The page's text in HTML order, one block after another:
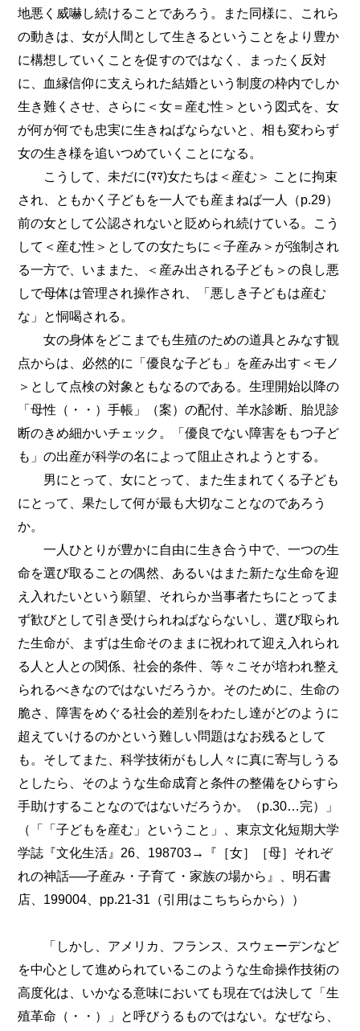
地悪く威嚇し続けることであろう。また同様に、これら
の動きは、女が人間として生きるということをより豊か
に構想していくことを促すのではなく、まったく反対
に、血縁信仰に支えられた結婚という制度の枠内でしか
生き難くさせ、さらに＜女＝産む性＞という図式を、女
が何が何でも忠実に生きねばならないと、相も変わらず
女の生き様を追いつめていくことになる。
こうして、未だに(ﾏﾏ)女たちは＜産む＞ ことに拘束
され、ともかく子どもを一人でも産まねば一人（p.29）
前の女として公認されないと貶められ続けている。こう
して＜産む性＞としての女たちに＜子産み＞が強制され
る一方で、いままた、＜産み出される子ども＞の良し悪
しで母体は管理され操作され、「悪しき子どもは産む
な」と恫喝される。
女の身体をどこまでも生殖のための道具とみなす観
点からは、必然的に「優良な子ども」を産み出す＜モノ
＞として点検の対象ともなるのである。生理開始以降の
「母性（・・）手帳」（案）の配付、羊水診断、胎児診
断のきめ細かいチェック。「優良でない障害をもつ子ど
も」の出産が科学の名によって阻止されようとする。
男にとって、女にとって、また生まれてくる子ども
にとって、果たして何が最も大切なことなのであろう
か。
一人ひとりが豊かに自由に生き合う中で、一つの生
命を選び取ることの偶然、あるいはまた新たな生命を迎
え入れたいという願望、それらか当事者たちにとってま
ず歓びとして引き受けられねばならないし、選び取られ
た生命が、まずは生命そのままに祝われて迎え入れられ
る人と人との関係、社会的条件、等々こそが培われ整え
られるべきなのではないだろうか。そのために、生命の
脆さ、障害をめぐる社会的差別をわたし達がどのように
超えていけるのかという難しい問題はなお残るとして
も。そしてまた、科学技術がもし人々に真に寄与しうる
としたら、そのような生命成育と条件の整備をひらすら
手助けすることなのではないだろうか。（p.30…完）」
（「「子どもを産む」ということ」、東京文化短期大学
学誌『文化生活』26、198703→『［女］［母］それぞ
れの神話──子産み・子育て・家族の場から』、明石書
店、199004、pp.21-31（引用はこちちらから））
「しかし、アメリカ、フランス、スウェーデンなど
を中心として進められているこのような生命操作技術の
高度化は、いかなる意味においても現在では決して「生
殖革命（・・）」と呼びうるものではない。なぜなら、